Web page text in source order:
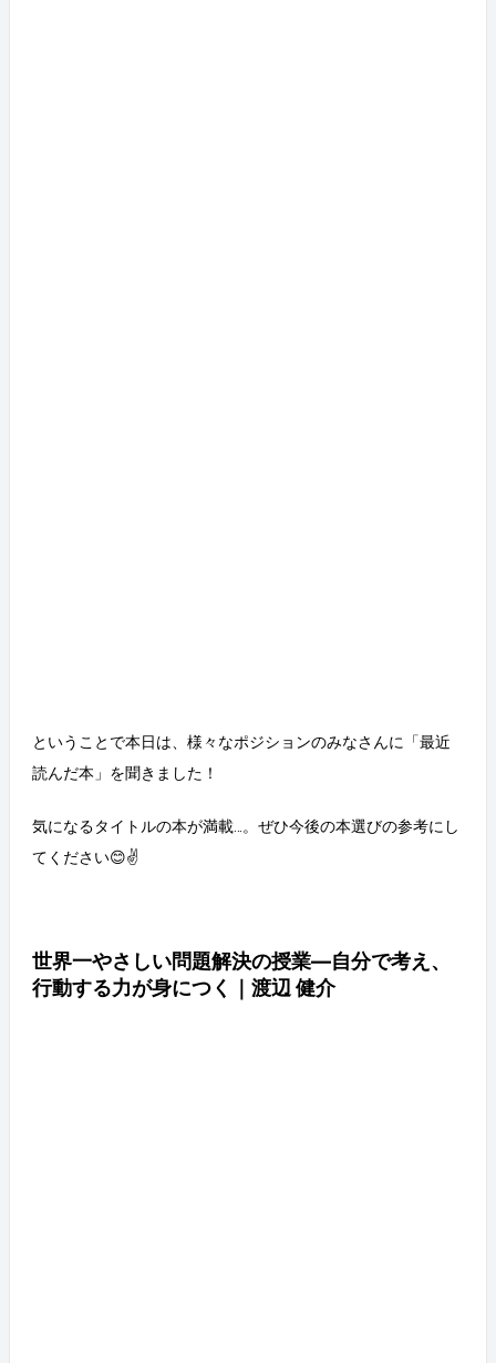
ということで本日は、様々なポジションのみなさんに「最近
読んだ本」を聞きました！
気になるタイトルの本が満載…。ぜひ今後の本選びの参考にし
てください😊✌️
世界一やさしい問題解決の授業―自分で考え、
行動する力が身につく｜渡辺 健介